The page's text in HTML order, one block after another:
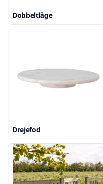
Dobbeltlåge
Drejefod